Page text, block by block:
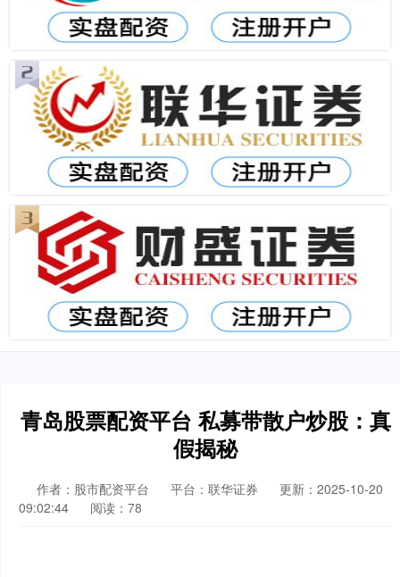
青岛股票配资平台 私募带散户炒股：真
假揭秘
作者：股市配资平台 平台：联华证券
更新：2025-10-20
09:02:44
阅读：78